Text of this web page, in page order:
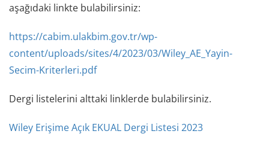
aşağıdaki linkte bulabilirsiniz:
https://cabim.ulakbim.gov.tr/wp-
content/uploads/sites/4/2023/03/Wiley_AE_Yayin-
Secim-Kriterleri.pdf
Dergi listelerini alttaki linklerde bulabilirsiniz.
Wiley Erişime Açık EKUAL Dergi Listesi 2023